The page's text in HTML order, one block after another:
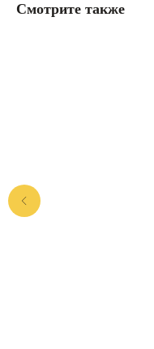
Смотрите также